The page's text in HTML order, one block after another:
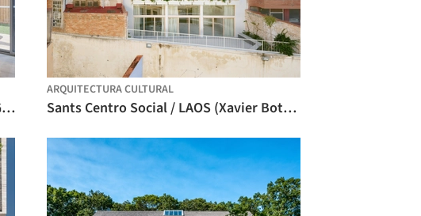
Refugio de Emergencia Anduhyaun / LGA Architectural Partners
ARQUITECTURA CULTURAL
Sants Centro Social / LAOS (Xavier Botet + Albert Saboya)